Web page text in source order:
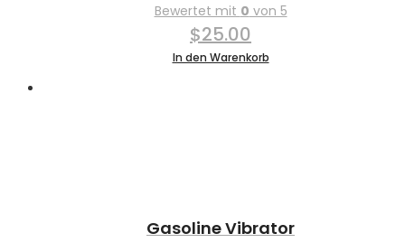
Bewertet mit 0 von 5
$25.00
In den Warenkorb
Gasoline Vibrator